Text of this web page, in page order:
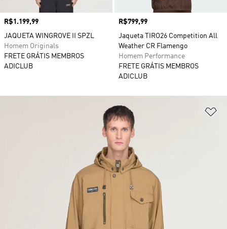
Preço
R$1.199,99
JAQUETA WINGROVE II SPZL
Homem Originals
FRETE GRÁTIS MEMBROS
ADICLUB
Preço
R$799,99
Jaqueta TIRO26 Competition All
Weather CR Flamengo
Homem Performance
FRETE GRÁTIS MEMBROS
ADICLUB